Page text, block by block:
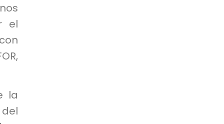
el
la